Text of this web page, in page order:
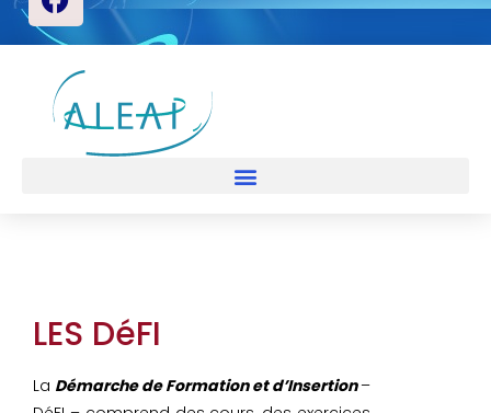
LES DéFI
La Démarche de Formation et d’Insertion –